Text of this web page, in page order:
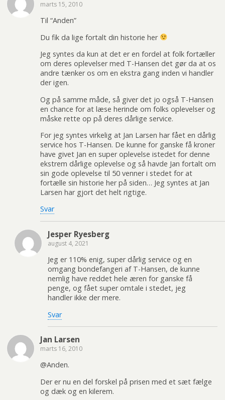
marts 15, 2010
Til “Anden”
Du fik da lige fortalt din historie her
Jeg syntes da kun at det er en fordel at folk fortæller
om deres oplevelser med T-Hansen det gør da at os
andre tænker os om en ekstra gang inden vi handler
der igen.
Og på samme måde, så giver det jo også T-Hansen
en chance for at læse herinde om folks oplevelser og
måske rette op på deres dårlige service.
For jeg syntes virkelig at Jan Larsen har fået en dårlig
service hos T-Hansen. De kunne for ganske få kroner
have givet Jan en super oplevelse istedet for denne
ekstrem dårlige oplevelse og så havde Jan fortalt om
sin gode oplevelse til 50 venner i stedet for at
fortælle sin historie her på siden… Jeg syntes at Jan
Larsen har gjort det helt rigtige.
Svar
Jesper Ryesberg
august 4, 2021
Jeg er 110% enig, super dårlig service og en
omgang bondefangeri af T-Hansen, de kunne
nemlig have reddet hele æren for ganske få
penge, og fået super omtale i stedet, jeg
handler ikke der mere.
Svar
Jan Larsen
marts 16, 2010
@Anden.
Der er nu en del forskel på prisen med et sæt fælge
og dæk og en kilerem.